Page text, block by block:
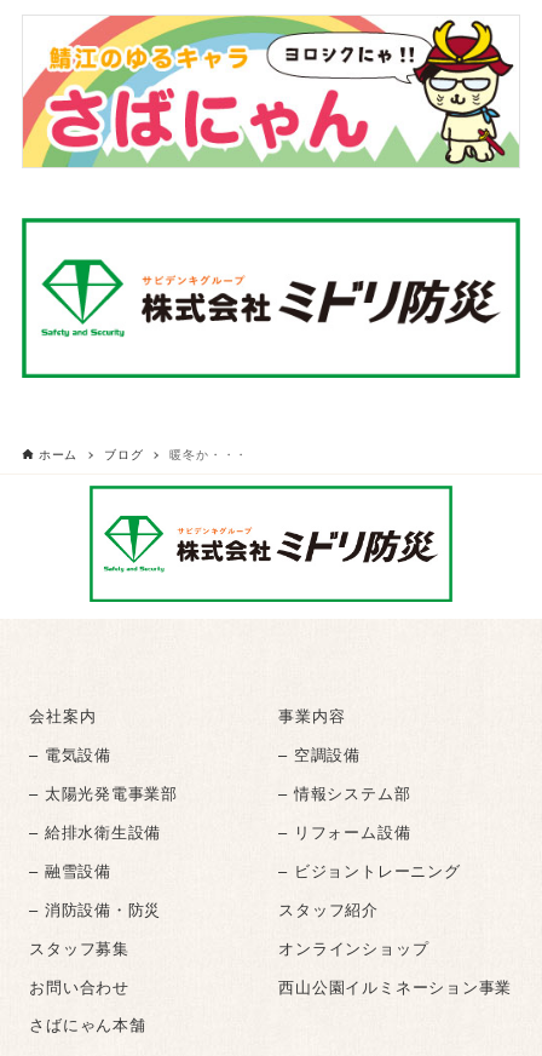
ホーム ブログ 暖冬か・・・
会社案内
事業内容
– 電気設備
– 空調設備
– 太陽光発電事業部
– 情報システム部
– 給排水衛生設備
– リフォーム設備
– 融雪設備
– ビジョントレーニング
– 消防設備・防災
スタッフ紹介
スタッフ募集
オンラインショップ
お問い合わせ
西山公園イルミネーション事業
さばにゃん本舗